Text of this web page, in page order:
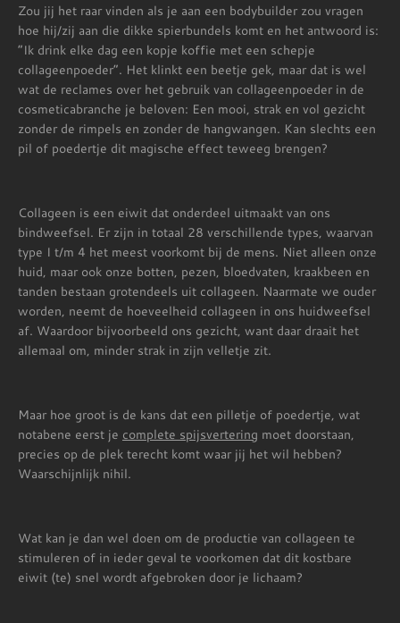
Zou jij het raar vinden als je aan een bodybuilder zou vragen
hoe hij/zij aan die dikke spierbundels komt en het antwoord is:
“Ik drink elke dag een kopje koffie met een schepje
collageenpoeder”. Het klinkt een beetje gek, maar dat is wel
wat de reclames over het gebruik van collageenpoeder in de
cosmeticabranche je beloven: Een mooi, strak en vol gezicht
zonder de rimpels en zonder de hangwangen. Kan slechts een
pil of poedertje dit magische effect teweeg brengen?
Collageen is een eiwit dat onderdeel uitmaakt van ons
bindweefsel. Er zijn in totaal 28 verschillende types, waarvan
type I t/m 4 het meest voorkomt bij de mens. Niet alleen onze
huid, maar ook onze botten, pezen, bloedvaten, kraakbeen en
tanden bestaan grotendeels uit collageen. Naarmate we ouder
worden, neemt de hoeveelheid collageen in ons huidweefsel
af. Waardoor bijvoorbeeld ons gezicht, want daar draait het
allemaal om, minder strak in zijn velletje zit.
Maar hoe groot is de kans dat een pilletje of poedertje, wat
notabene eerst je complete spijsvertering moet doorstaan,
precies op de plek terecht komt waar jij het wil hebben?
Waarschijnlijk nihil.
Wat kan je dan wel doen om de productie van collageen te
stimuleren of in ieder geval te voorkomen dat dit kostbare
eiwit (te) snel wordt afgebroken door je lichaam?